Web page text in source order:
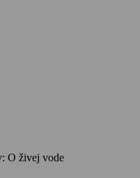
O živej vode